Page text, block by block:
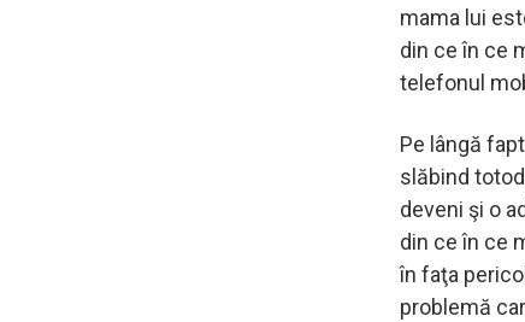
mama lui
din ce în ce
telefonul
Pe lângă
slăbind
deveni şi o
din ce în ce
în faţa
problemă